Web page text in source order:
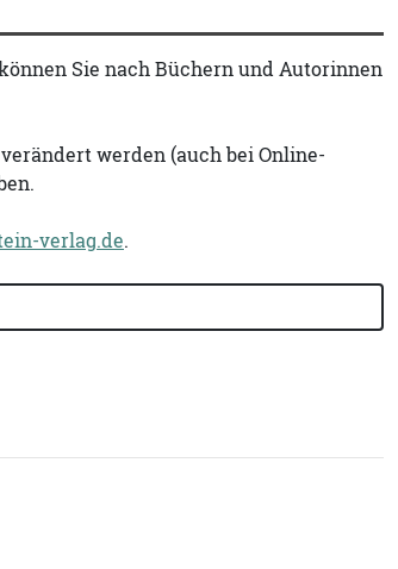
Sie nach Büchern und Autorinnen
werden (auch bei Online-
verlag.de.